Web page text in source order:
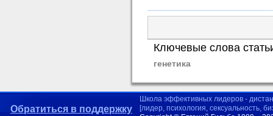
Ключевые слова
генетика
Обратиться в поддержку
Школа эффективных лидеров -
[лидер, психология, сексуальность,